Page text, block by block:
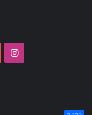
YouTubeInstagram